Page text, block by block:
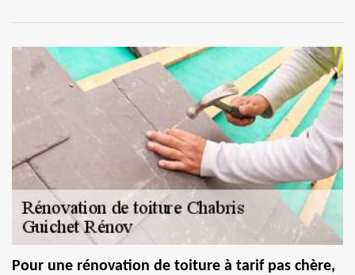
Pour une rénovation de toiture à tarif pas chère,